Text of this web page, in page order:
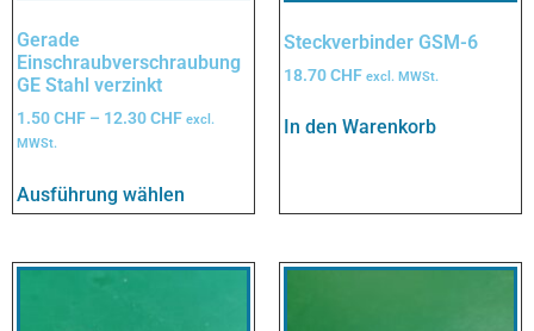
Gerade
Einschraubverschraubung
GE Stahl verzinkt
1.50CHF – 12.30CHF excl.
MWSt.
Ausführung wählen
Steckverbinder GSM-6
18.70CHF excl. MWSt.
In den Warenkorb